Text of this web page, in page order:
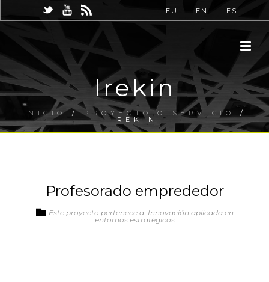
EU EN ES
Irekin
INICIO/PROYECTO O SERVICIO /
IREKIN
Profesorado emprededor
Este proyecto pertenece a: Innovación aplicada en
entornos estratégicos